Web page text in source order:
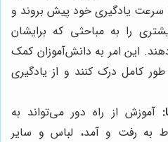
سرعت یادگیری خود پیش بروند و
را به مباحثی که برایشان
این امر به دانش‌آموزان کمک
کامل درک کنند و از یادگیری
آموزش از راه دور می‌تواند به
به رفت و آمد، لباس و سایر